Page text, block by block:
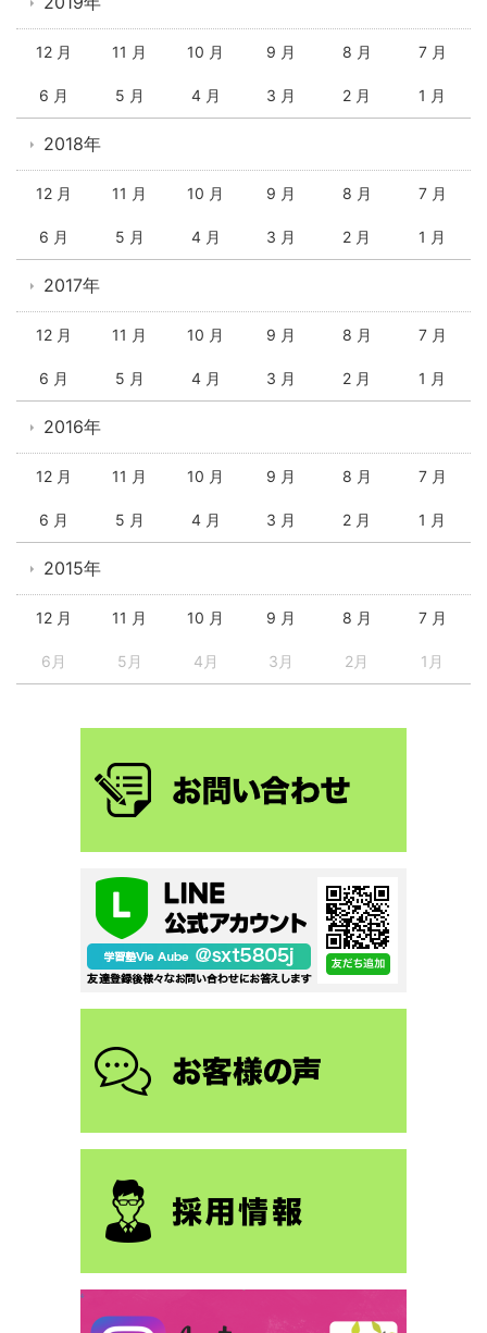
12 月 11 月 10 月 9 月 8 月 7 月
6 月 5 月 4 月 3 月 2 月 1 月
2018年
12 月 11 月 10 月 9 月 8 月 7 月
6 月 5 月 4 月 3 月 2 月 1 月
2017年
12 月 11 月 10 月 9 月 8 月 7 月
6 月 5 月 4 月 3 月 2 月 1 月
2016年
12 月 11 月 10 月 9 月 8 月 7 月
6 月 5 月 4 月 3 月 2 月 1 月
2015年
12 月 11 月 10 月 9 月 8 月 7 月
6月 5月 4月 3月 2月 1月